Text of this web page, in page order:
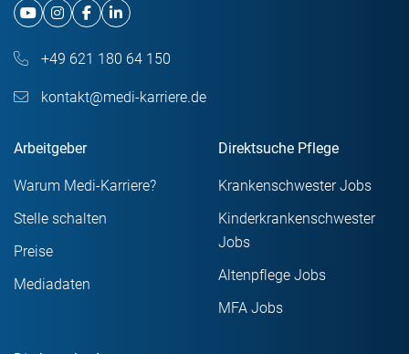
+49 621 180 64 150
kontakt@medi-karriere.de
Arbeitgeber
Warum Medi-Karriere?
Stelle schalten
Preise
Mediadaten
Direktsuche Pflege
Krankenschwester Jobs
Kinderkrankenschwester
Jobs
Altenpflege Jobs
MFA Jobs